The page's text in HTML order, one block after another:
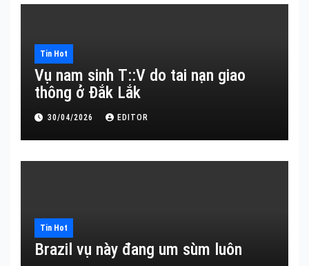
Tin Hot
Vụ nam sinh T::V do tai nạn giao
thông ở Đắk Lắk
30/04/2026 EDITOR
Tin Hot
Brazil vụ này đang um sùm luôn